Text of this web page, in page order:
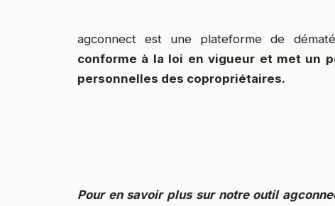
agconnect est une plateforme de
conforme à la loi en vigueur et met un
personnelles des copropriétaires.
Pour en savoir plus sur notre outil